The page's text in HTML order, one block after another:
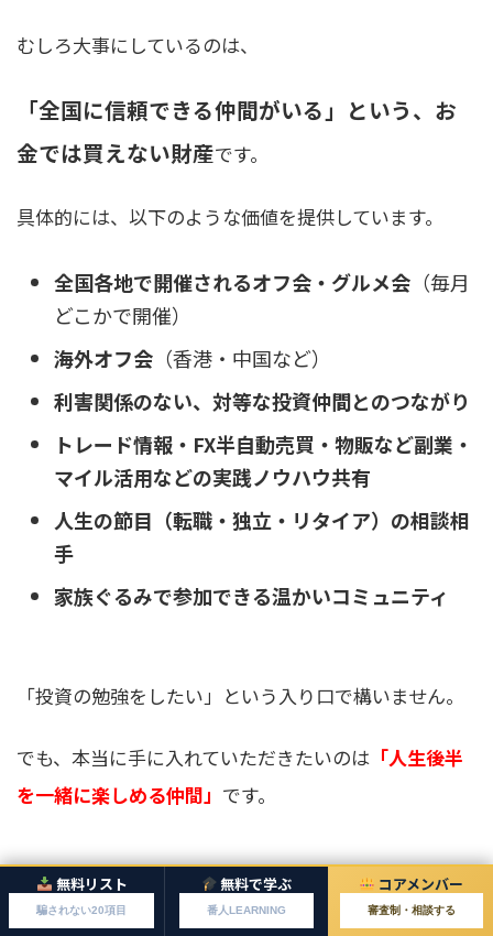
むしろ大事にしているのは、
「全国に信頼できる仲間がいる」という、お
金では買えない財産です。
具体的には、以下のような価値を提供しています。
全国各地で開催されるオフ会・グルメ会 （毎月
どこかで開催）
海外オフ会 （香港・中国など）
利害関係のない、対等な投資仲間とのつながり
トレード情報・FX半自動売買・物販など副業・
マイル活用などの実践ノウハウ共有
人生の節目（転職・独立・リタイア）の相談相
手
家族ぐるみで参加できる温かいコミュニティ
「投資の勉強をしたい」という入り口で構いません。
でも、本当に手に入れていただきたいのは 「人生後半
を一緒に楽しめる仲間」 です。
無料リスト
騙されない20項目
無料で学ぶ
番人LEARNING
コアメンバー
審査制・相談する